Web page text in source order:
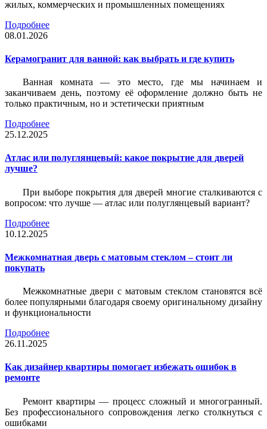
жилых, коммерческих и промышленных помещениях
Подробнее
08.01.2026
Керамогранит для ванной: как выбрать и где купить
Ванная комната — это место, где мы начинаем и
заканчиваем день, поэтому её оформление должно быть не
только практичным, но и эстетически приятным
Подробнее
25.12.2025
Атлас или полуглянцевый: какое покрытие для дверей
лучше?
При выборе покрытия для дверей многие сталкиваются с
вопросом: что лучше — атлас или полуглянцевый вариант?
Подробнее
10.12.2025
Межкомнатная дверь с матовым стеклом – стоит ли
покупать
Межкомнатные двери с матовым стеклом становятся всё
более популярными благодаря своему оригинальному дизайну
и функциональности
Подробнее
26.11.2025
Как дизайнер квартиры помогает избежать ошибок в
ремонте
Ремонт квартиры — процесс сложный и многогранный.
Без профессионального сопровождения легко столкнуться с
ошибками